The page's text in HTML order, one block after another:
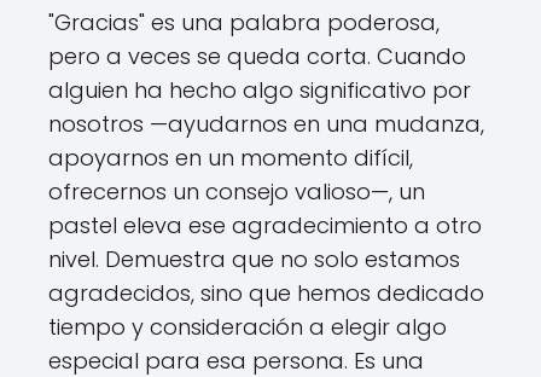
"Gracias" es una palabra poderosa,
pero a veces se queda corta. Cuando
alguien ha hecho algo significativo por
nosotros —ayudarnos en una mudanza,
apoyarnos en un momento difícil,
ofrecernos un consejo valioso—, un
pastel eleva ese agradecimiento a otro
nivel. Demuestra que no solo estamos
agradecidos, sino que hemos dedicado
tiempo y consideración a elegir algo
especial para esa persona. Es una